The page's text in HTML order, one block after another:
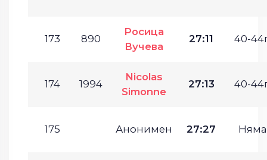
173 890
Росица
Вучева
27:11 40-
174 1994
Nicolas
Simonne
27:13 40-
175 Анонимен 27:27 Няма